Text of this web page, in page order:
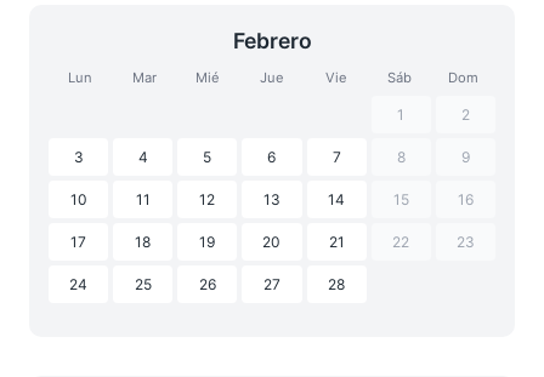
Febrero
Lun Mar Mié Jue Vie Sáb Dom
1 2
3 4 5 6 7 8 9
10 11 12 13 14 15 16
17 18 19 20 21 22 23
24 25 26 27 28